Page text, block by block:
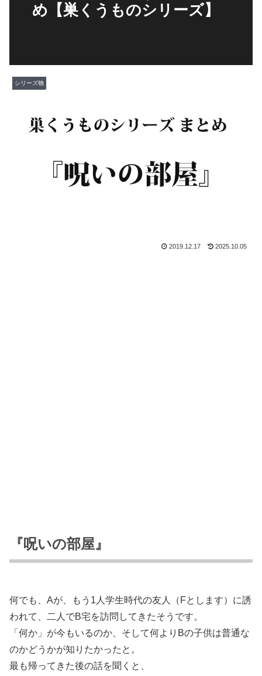
め【巣くうものシリーズ】
シリーズ物
2019.12.17 2025.10.05
『呪いの部屋』
何でも、Aが、もう1人学生時代の友人（Fとします）に誘
われて、二人でB宅を訪問してきたそうです。
「何か」が今もいるのか、そして何よりBの子供は普通な
のかどうかが知りたかったと。
最も帰ってきた後の話を聞くと、